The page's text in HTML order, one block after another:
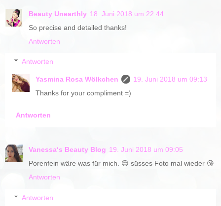
Beauty Unearthly 18. Juni 2018 um 22:44
So precise and detailed thanks!
Antworten
Antworten
Yasmina Rosa Wölkchen
19. Juni 2018 um 09:13
Thanks for your compliment =)
Antworten
Vanessa‘s Beauty Blog 19. Juni 2018 um 09:05
Porenfein wäre was für mich. 😊 süsses Foto mal wieder 😘
Antworten
Antworten